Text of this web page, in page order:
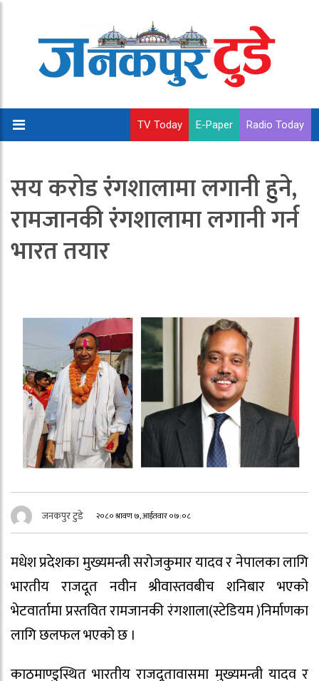
TV Today E-Paper Radio Today
सय करोड रंगशालामा लगानी हुने,
रामजानकी रंगशालामा लगानी गर्न
भारत तयार
जनकपुर टुडे २०८० श्रावण ७, आईतवार ०७:०८
मधेश प्रदेशका मुख्यमन्त्री सरोजकुमार यादव र नेपालका लागि
भारतीय राजदूत नवीन श्रीवास्तवबीच शनिबार भएको
भेटवार्तामा प्रस्तवित रामजानकी रंगशाला(स्टेडियम )निर्माणका
लागि छलफल भएको छ ।
काठमाण्डुस्थित भारतीय राजदूतावासमा मुख्यमन्त्री यादव र